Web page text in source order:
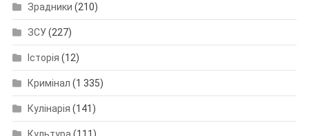
Зрадники (210)
ЗСУ(227)
Історія (12)
Кримінал (1 335)
Кулінарія (141)